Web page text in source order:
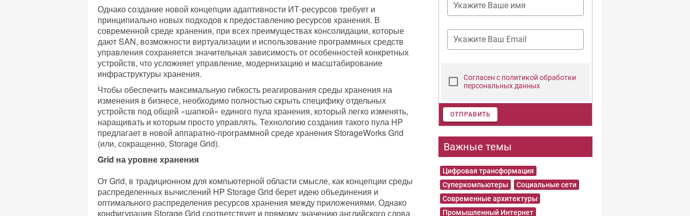
Однако создание новой концепции адаптивности ИТ-ресурсов требует и
принципиально новых подходов к предоставлению ресурсов хранения. В
современной среде хранения, при всех преимуществах консолидации, которые
дают SAN, возможности виртуализации и использование программных средств
управления сохраняется значительная зависимость от особенностей конкретных
устройств, что усложняет управление, модернизацию и масштабирование
инфраструктуры хранения.
Чтобы обеспечить максимальную гибкость реагирования среды хранения на
изменения в бизнесе, необходимо полностью скрыть специфику отдельных
устройств под общей «шапкой» единого пула хранения, который легко изменять,
наращивать и которым просто управлять. Технологию создания такого пула HP
предлагает в новой аппаратно-программной среде хранения StorageWorks Grid
(или, сокращенно, Storage Grid).
Grid на уровне хранения
От Grid, в традиционном для компьютерной области смысле, как концепции среды
распределенных вычислений HP Storage Grid берет идею объединения и
оптимального распределения ресурсов хранения между приложениями. Однако
конфигурация Storage Grid соответствует и прямому значению английского слова
Укажите Ваше имя
Укажите Ваш Email
Согласен с политикой обработки
персональных данных
ОТПРАВИТЬ
Важные темы
Цифровая трансформация
Суперкомпьютеры
Социальные сети
Современные архитектуры
Промышленный Интернет